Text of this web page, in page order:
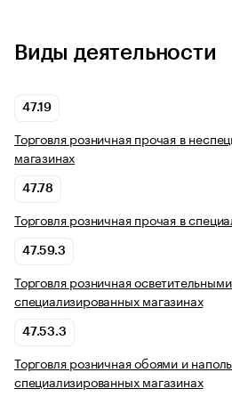
Виды деятельности
47.19
Торговля розничная прочая в
магазинах
47.78
Торговля розничная прочая в
47.59.3
Торговля розничная
специализированных магазинах
47.53.3
Торговля розничная обоями и
специализированных магазинах